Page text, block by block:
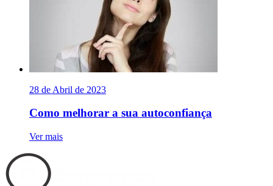
28 de Abril de 2023
Como melhorar a sua autoconfiança
Ver mais